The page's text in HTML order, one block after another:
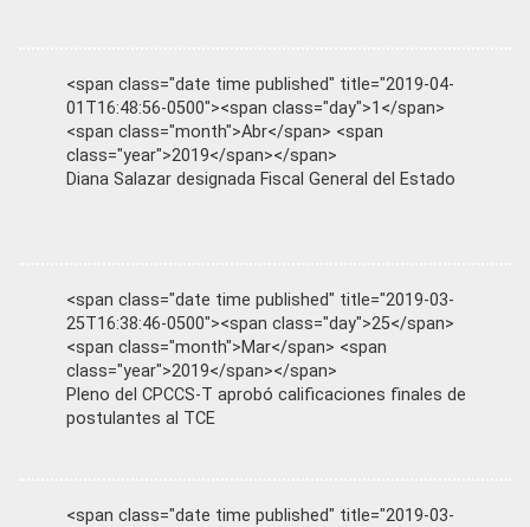
<span class="date time published" title="2019-04-
01T16:48:56-0500"><span class="day">1</span>
<span class="month">Abr</span> <span
class="year">2019</span></span>
Diana Salazar designada Fiscal General del Estado
<span class="date time published" title="2019-03-
25T16:38:46-0500"><span class="day">25</span>
<span class="month">Mar</span> <span
class="year">2019</span></span>
Pleno del CPCCS-T aprobó calificaciones finales de
postulantes al TCE
<span class="date time published" title="2019-03-